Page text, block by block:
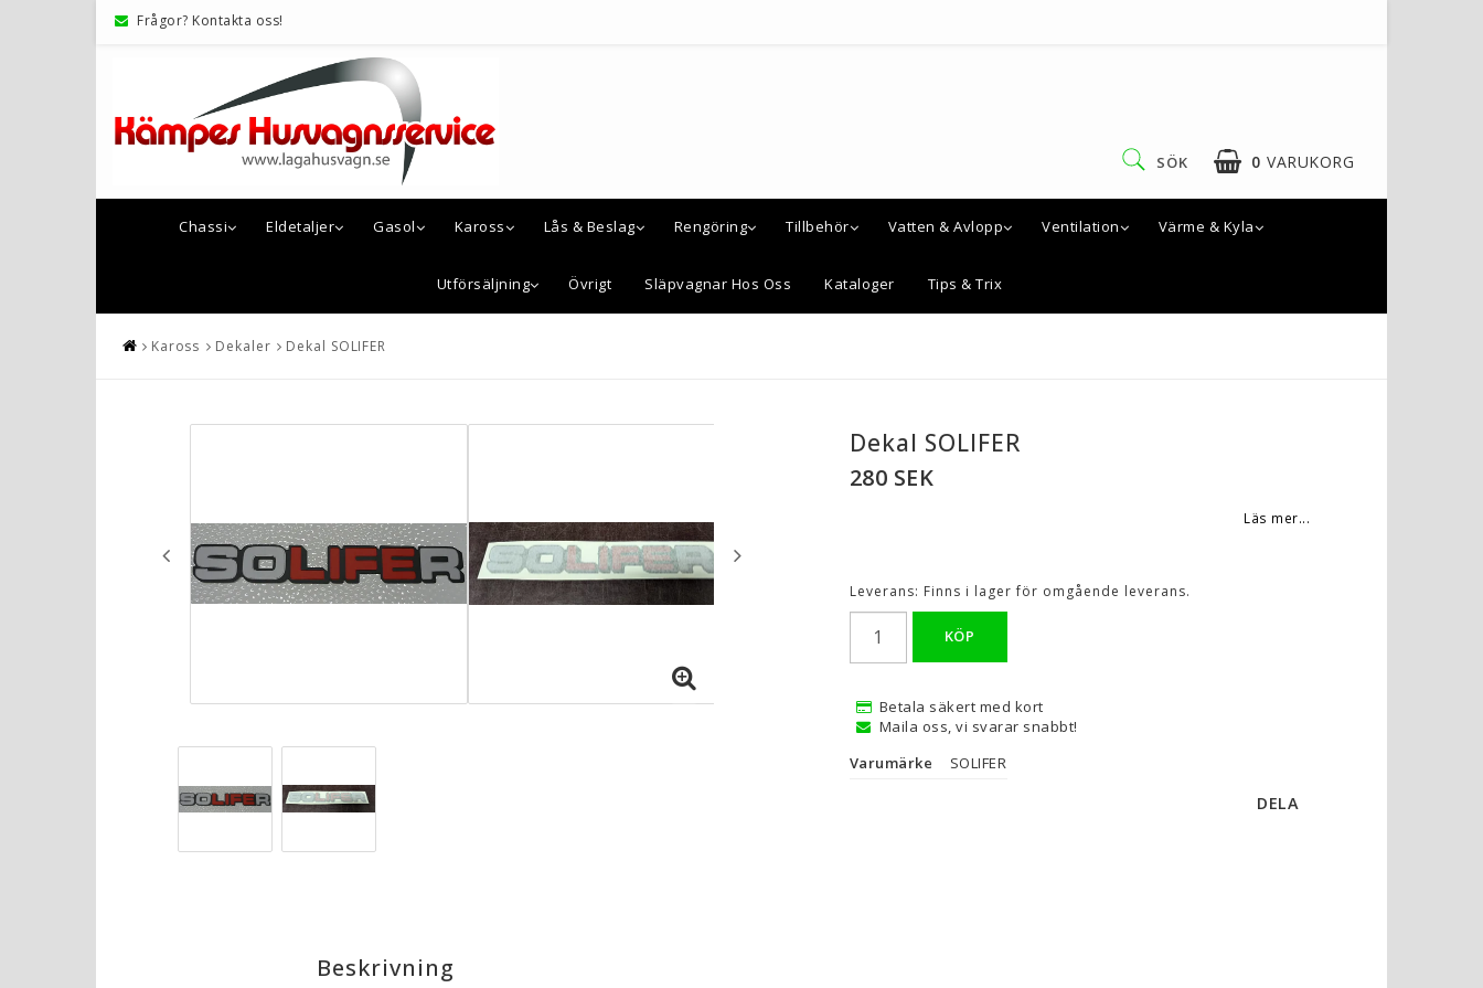
Frågor? Kontakta oss!
0 VARUKORG
SÖK
Chassi Eldetaljer Gasol Kaross Lås & Beslag Rengöring Tillbehör Vatten & Avlopp Ventilation Värme & Kyla
Utförsäljning Övrigt Släpvagnar Hos Oss Kataloger Tips & Trix
Kaross Dekaler Dekal SOLIFER
Dekal SOLIFER
280 SEK
Läs mer...
Leverans: Finns i lager för omgående leverans.
KÖP
Betala säkert med kort
Maila oss, vi svarar snabbt!
Varumärke
SOLIFER
DELA
Beskrivning